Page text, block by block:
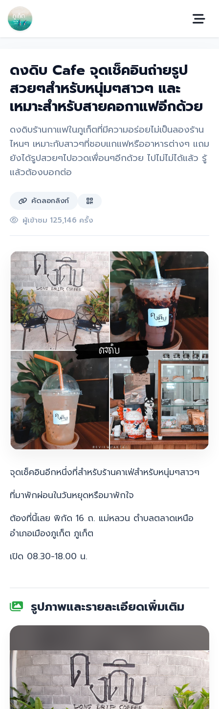
ดงดิบ Cafe จุดเช็คอินถ่ายรูป
สวยๆสำหรับหนุ่มๆสาวๆ และ
เหมาะสำหรับสายคอกาแฟอีกด้วย
ดงดิบร้านกาแฟในภูเก็ตที่มีความอร่อยไม่เป็นลองร้าน
ไหนๆ เหมาะกับสาวๆที่ชอบแกแฟหรืออาหารต่างๆ แถม
ยังได้รูปสวยๆไปอวดเพื่อนๆอีกด้วย ไปไม่ไม่ได้แล้ว รู้
แล้วต้องบอกต่อ
คัดลอกลิงก์
ผู้เข้าชม 125,146 ครั้ง
จุดเช็คอินอีกหนึ่งที่สำหรับร้านคาเฟ่สำหรับหนุ่มๆสาวๆ
ที่มาพักผ่อนในวันหยุดหรือมาพักใจ
ต้องที่นี้เลย พิกัด 16 ถ. แม่หลวน ตำบลตลาดเหนือ
อำเภอเมืองภูเก็ต ภูเก็ต
เปิด 08.30-18.00 น.
รูปภาพและรายละเอียดเพิ่มเติม